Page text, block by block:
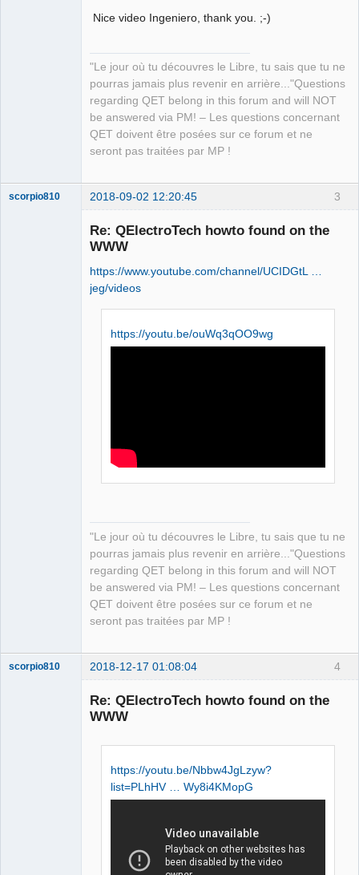
Nice video Ingeniero, thank you. ;-)
"Le jour où tu découvres le Libre, tu sais que tu ne
pourras jamais plus revenir en arrière..."Questions
regarding QET belong in this forum and will NOT
be answered via PM! – Les questions concernant
QET doivent être posées sur ce forum et ne
seront pas traitées par MP !
3
scorpio810 2018-09-02 12:20:45
Re: QElectroTech howto found on the
WWW
https://www.youtube.com/channel/UCIDGtL …
jeg/videos
https://youtu.be/ouWq3qOO9wg
"Le jour où tu découvres le Libre, tu sais que tu ne
pourras jamais plus revenir en arrière..."Questions
regarding QET belong in this forum and will NOT
be answered via PM! – Les questions concernant
QET doivent être posées sur ce forum et ne
seront pas traitées par MP !
4
scorpio810 2018-12-17 01:08:04
Re: QElectroTech howto found on the
WWW
https://youtu.be/Nbbw4JgLzyw?
list=PLhHV … Wy8i4KMopG